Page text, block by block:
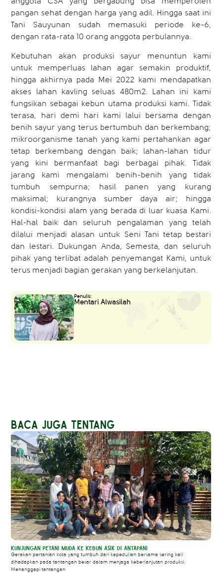
anggota CSA yang bergabung bisa memperoleh
pangan sehat dengan harga yang adil. Hingga saat ini
Tani Sauyunan sudah memasuki periode ke-6,
dengan rata-rata 10 orang anggota perbulannya.
Kebutuhan akan produksi sayur menuntun kami
untuk memperluas lahan agar semakin produktif,
hingga akhirnya pada Mei 2022 kami mendapatkan
akses lahan kavling seluas 480m2. Lahan ini kami
fungsikan sebagai kebun utama produksi kami. Tidak
terasa, hari demi hari kami lalui bersama dengan
benih sayur yang terus bertumbuh dan berkembang;
mikroorganisme tanah yang kami pertahankan agar
tetap berkembang dengan baik; lahan-lahan tidur
yang kini bermanfaat bagi berbagai pihak. Tidak
jarang kami mengalami benih-benih yang tidak
tumbuh sempurna; hasil panen yang kurang
maksimal; kurangnya sumber daya air; hingga
kondisi-kondisi alam yang berada di luar kuasa Kami.
Hal-hal baik dan seluruh pengalaman yang telah
dilalui menjadi alasan untuk Seni Tani tetap bestari
dan lestari. Dukungan Anda, Semesta, dan seluruh
pihak yang terlibat adalah penyemangat Kami, untuk
terus menjadi bagian gerakan yang berkelanjutan.
Penulis:
Mentari Alwasilah
Baca Juga Tentang
Kunjungan Petani Muda ke Kebun Asik di Antapani
Gerakan pertanian kota yang tumbuh dari kepedulian bersama sering kali
dihadapkan pada tantangan besar dalam menjaga keberlanjutan produksi.
Menanggapi tantangan